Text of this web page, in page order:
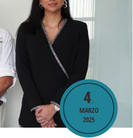
4.
MARZO
2025